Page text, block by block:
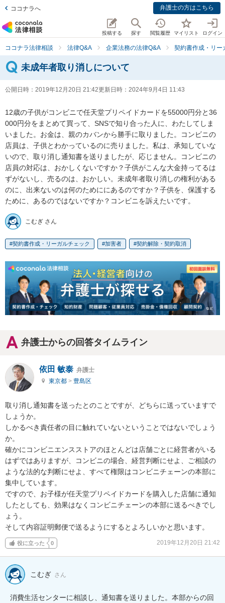
ココナラへ 弁護士の方はこちら
投稿する 探す 閲覧履歴 マイリスト ログイン
ココナラ法律相談 法律Q&A 企業法務の法律Q&A 契約書作成・リー
未成年者取り消しについて
公開日時： 2019年12月20日 21:42更新日時： 2024年9月4日 11:43
12歳の子供がコンビニで任天堂プリペイドカードを55000円分と36
000円分をまとめて買って、SNSで知り合った人に、わたしてしま
いました。お金は、親のカバンから勝手に取りました。コンビニの
店員は、子供とわかっているのに売りました。私は、承知していな
いので、取り消し通知書を送りましたが、応じません。コンビニの
店員の対応は、おかしくないですか？子供がこんな大金持ってるは
ずがないし、売るのは、おかしい。未成年者取り消しの権利がある
のに、出来ないのは何のためににあるのですか？子供を、保護する
ために、あるのではないですか？コンビニを訴えたいです。
こむぎ さん
契約書作成・リーガルチェック 加害者 契約解除・契約取消
弁護士からの回答タイムライン
依田 敏泰 弁護士
東京都 > 豊島区
取り消し通知書を送ったとのことですが、どちらに送っていますで
しょうか。
しかるべき責任者の目に触れていないということではないでしょう
か。
確かにコンビニエンスストアのほとんどは店舗ごとに経営者がいる
はずではありますが、コンビニの場合、経営判断にせよ、ご相談の
ような法的な判断にせよ、すべて権限はコンビニチェーンの本部に
集中しています。
ですので、お子様が任天堂プリペイドカードを購入した店舗に通知
したとしても、効果はなくコンビニチェーンの本部に送るべきでし
ょう。
そして内容証明郵便で送るようにするとよろしいかと思います。
役に立った 0 2019年12月20日 21:42
こむぎ さん
消費生活センターに相談し、通知書を送りました。本部からの回